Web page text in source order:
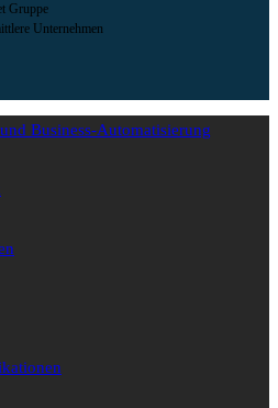
Gruppe
Unternehmen
Business-Automatisierung